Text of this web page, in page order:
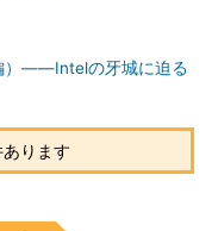
）――Intelの牙城に迫る
ります